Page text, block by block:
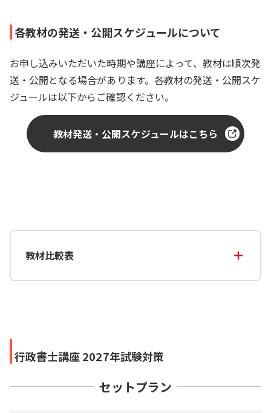
各教材の発送・公開スケジュールについて
お申し込みいただいた時期や講座によって、教材は順次発
送・公開となる場合があります。各教材の発送・公開スケ
ジュールは以下からご確認ください。
教材発送・公開スケジュールはこちら
教材比較表
行政書士講座 2027年試験対策
セットプラン